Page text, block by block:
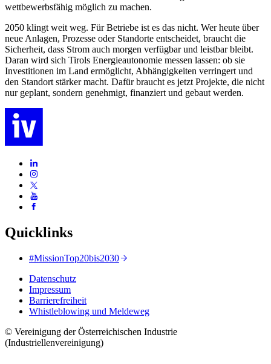
wettbewerbsfähig möglich zu machen.
2050 klingt weit weg. Für Betriebe ist es das nicht. Wer heute über
neue Anlagen, Prozesse oder Standorte entscheidet, braucht die
Sicherheit, dass Strom auch morgen verfügbar und leistbar bleibt.
Daran wird sich Tirols Energieautonomie messen lassen: ob sie
Investitionen im Land ermöglicht, Abhängigkeiten verringert und
den Standort stärker macht. Dafür braucht es jetzt Projekte, die nicht
nur geplant, sondern genehmigt, finanziert und gebaut werden.
Quicklinks
#MissionTop20bis2030
Datenschutz
Impressum
Barrierefreiheit
Whistleblowing und Meldeweg
© Vereinigung der Österreichischen Industrie
(Industriellenvereinigung)